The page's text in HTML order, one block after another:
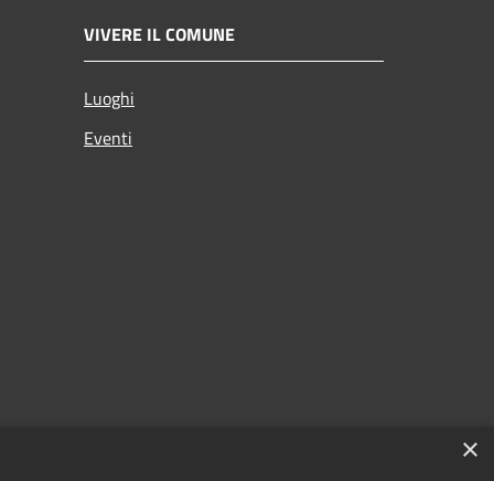
VIVERE IL COMUNE
Luoghi
Eventi
×